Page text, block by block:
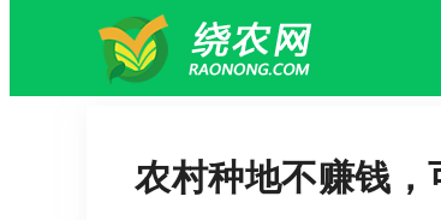
农村种地不赚钱，